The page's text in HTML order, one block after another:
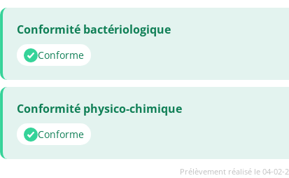
Conformité bactériologique
Conforme
Conformité physico-chimique
Conforme
Prélèvement réalisé le 04-02-